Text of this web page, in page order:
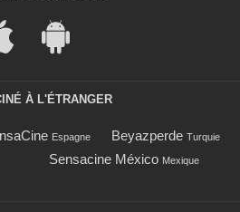
À L'ÉTRANGER
Espagne Beyazperde Turquie
Sensacine México Mexique